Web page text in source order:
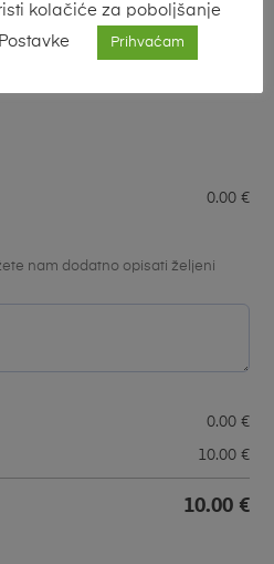
0.00 €
nam dodatno opisati željeni
0.00 €
10.00 €
10.00 €
kolačiće za poboljšanje
Postavke Prihvaćam